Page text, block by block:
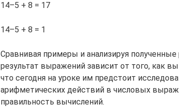
14–5 + 8 = 17
14–5 + 8 = 1
Сравнивая примеры и анализируя
результат выражений зависит от того, как
что сегодня на уроке им предстоит
арифметических действий в числовых
правильность вычислений.